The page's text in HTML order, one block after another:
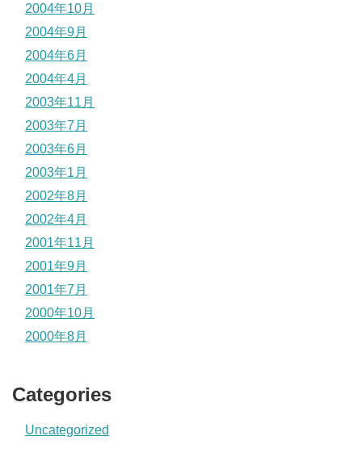
2004年10月
2004年9月
2004年6月
2004年4月
2003年11月
2003年7月
2003年6月
2003年1月
2002年8月
2002年4月
2001年11月
2001年9月
2001年7月
2000年10月
2000年8月
Categories
Uncategorized